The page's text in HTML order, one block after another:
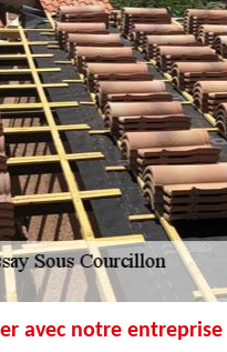
avec notre entreprise